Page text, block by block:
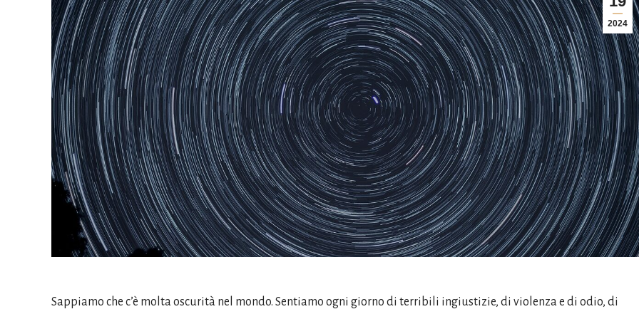
2024
Sappiamo che c’è molta oscurità nel mondo. Sentiamo ogni giorno di terribili ingiustizie, di violenza e di odio, di